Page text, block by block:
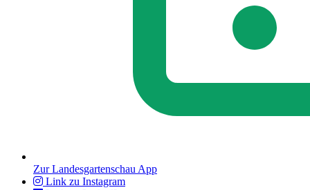
Zur Landesgartenschau App
Link zu Instagram